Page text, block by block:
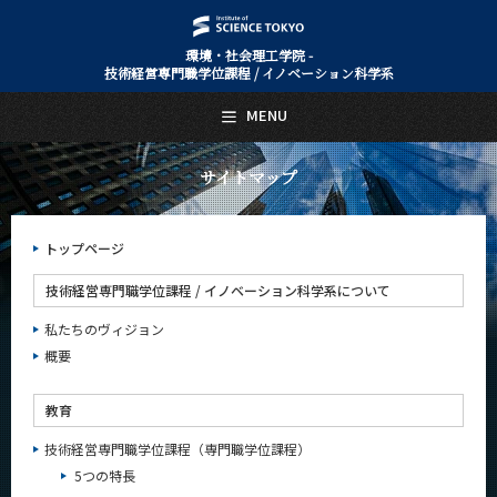
環境・社会理工学院 -
技術経営専門職学位課程 / イノベーション科学系
サイトマップ
トップページ
技術経営専門職学位課程 / イノベーション科学系について
私たちのヴィジョン
概要
教育
技術経営専門職学位課程（専門職学位課程）
5つの特長
MENU
日本語 English
Top Page
技術経営専門職学位課程 / イノベーション科学系について
About Us
教育
教員・研究室
Faculty and Laboratories
Admissions